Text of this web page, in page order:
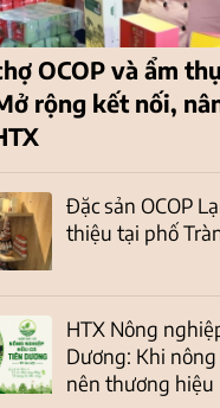
OCOP và ẩm
rộng kết nối,
Đặc sản OCOP
thiệu tại phố
HTX Nông
Dương: Khi
nên thương hiệu